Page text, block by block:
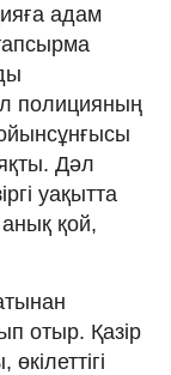
адам
полицияның
Дәл
уақытта
қой,
отыр. Қазір